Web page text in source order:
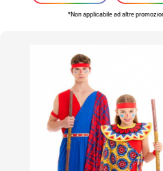
*Non applicabile ad altre